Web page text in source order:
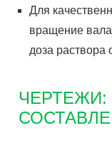
Для
вращение
доза раствора